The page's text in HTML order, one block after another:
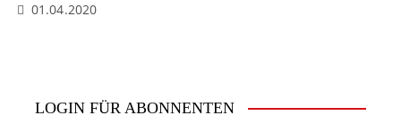
01.04.2020
LOGIN FÜR ABONNENTEN